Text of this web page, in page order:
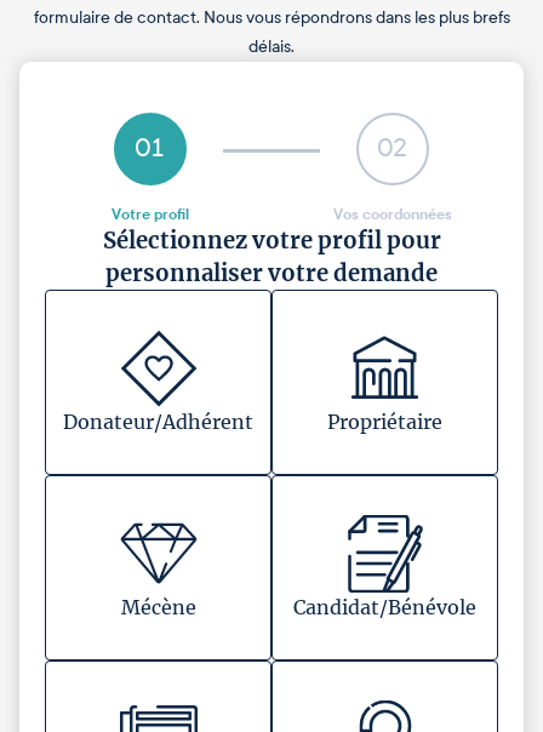
formulaire de contact. Nous vous répondrons dans les plus brefs
délais.
01
Votre profil
02
Vos coordonnées
Sélectionnez votre profil pour
personnaliser votre demande
Donateur/Adhérent Propriétaire
Mécène Candidat/Bénévole